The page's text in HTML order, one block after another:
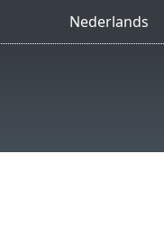
Nederlands